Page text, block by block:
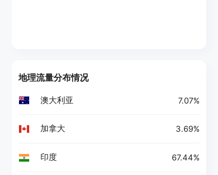
地理流量分布情况
澳大利亚 7.07%
加拿大 3.69%
印度 67.44%